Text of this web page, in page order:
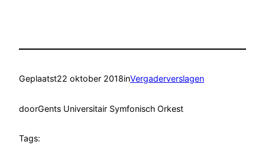
Geplaatst22 oktober 2018inVergaderverslagen
doorGents Universitair Symfonisch Orkest
Tags: